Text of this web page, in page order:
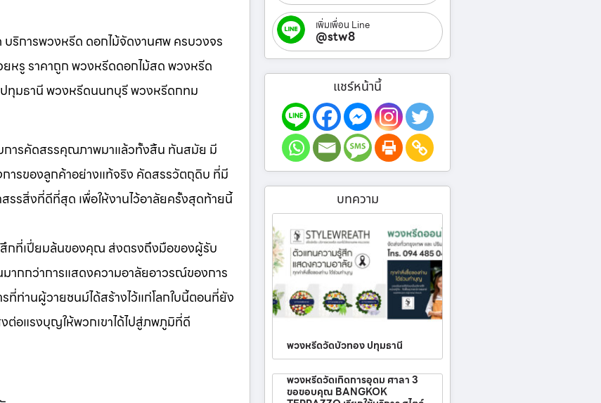
ริการพวงหรีด ดอกไม้จัดงานศพ ครบวงจร
หรู ราคาถูก พวงหรีดดอกไม้สด พวงหรีด
ทุมธานี พวงหรีดนนทบุรี พวงหรีดกทม
บการคัดสรรคุณภาพมาแล้วทั้งสิ้น ทันสมัย มี
ารของลูกค้าอย่างแท้จริง คัดสรรวัตถุดิบ ที่มี
สรรสิ่งที่ดีที่สุด เพื่อให้งานไว้อาลัยครั้งสุดท้ายนี้
สึกที่เปี่ยมล้นของคุณ ส่งตรงถึงมือของผู้รับ
ากกว่าการแสดงความอาลัยอาวรณ์ของการ
ท่านผู้วายชนม์ได้สร้างไว้แก่โลกใบนี้ตอนที่ยัง
ต่อแรงบุญให้พวกเขาได้ไปสู่ภพภูมิที่ดี
เพิ่มเพื่อน Line
@stw8
แชร์หน้านี้
บทความ
พวงหรีดวัดบัวทอง ปทุมธานี
พวงหรีดวัดเกิดการอุดม ศาลา 3
ขอขอบคุณ BANGKOK